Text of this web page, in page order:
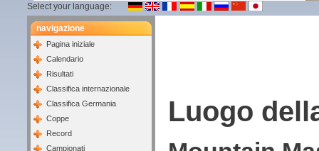
Select your language:
navigazione
Pagina iniziale
Calendario
Risultati
Classifica internazionale
Classifica Germania
Coppe
Record
Campionati
Luogo